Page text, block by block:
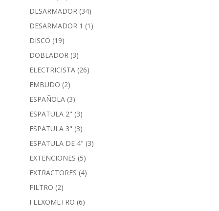
DESARMADOR (34)
DESARMADOR 1 (1)
DISCO (19)
DOBLADOR (3)
ELECTRICISTA (26)
EMBUDO (2)
ESPAÑOLA (3)
ESPATULA 2" (3)
ESPATULA 3" (3)
ESPATULA DE 4" (3)
EXTENCIONES (5)
EXTRACTORES (4)
FILTRO (2)
FLEXOMETRO (6)